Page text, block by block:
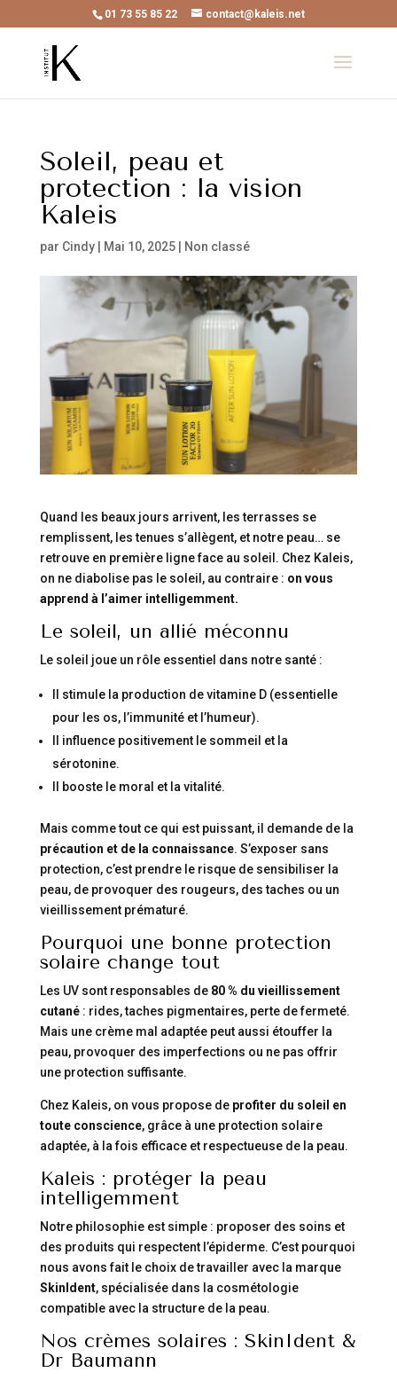
01 73 55 85 22 contact@kaleis.net
Soleil, peau et
protection : la vision
Kaleis
par Cindy| Mai 10, 2025| Non classé
Quand les beaux jours arrivent, les terrasses se
remplissent, les tenues s’allègent, et notre peau… se
retrouve en première ligne face au soleil. Chez Kaleis,
on ne diabolise pas le soleil, au contraire : on vous
apprend à l’aimer intelligemment.
Le soleil, un allié méconnu
Le soleil joue un rôle essentiel dans notre santé :
Il stimule la production de vitamine D (essentielle
pour les os, l’immunité et l’humeur).
Il influence positivement le sommeil et la
sérotonine.
Il booste le moral et la vitalité.
Mais comme tout ce qui est puissant, il demande de la
précaution et de la connaissance. S’exposer sans
protection, c’est prendre le risque de sensibiliser la
peau, de provoquer des rougeurs, des taches ou un
vieillissement prématuré.
Pourquoi une bonne protection
solaire change tout
Les UV sont responsables de 80 % du vieillissement
cutané: rides, taches pigmentaires, perte de fermeté.
Mais une crème mal adaptée peut aussi étouffer la
peau, provoquer des imperfections ou ne pas offrir
une protection suffisante.
Chez Kaleis, on vous propose de profiter du soleil en
toute conscience, grâce à une protection solaire
adaptée, à la fois efficace et respectueuse de la peau.
Kaleis : protéger la peau
intelligemment
Notre philosophie est simple : proposer des soins et
des produits qui respectent l’épiderme. C’est pourquoi
nous avons fait le choix de travailler avec la marque
SkinIdent, spécialisée dans la cosmétologie
compatible avec la structure de la peau.
Nos crèmes solaires : SkinIdent &
Dr Baumann